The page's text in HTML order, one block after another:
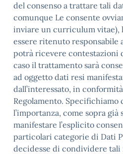
del consenso a trattare tali
comunque Le consente
inviare un curriculum vitae),
essere ritenuto responsabile
potrà ricevere contestazioni
caso il trattamento sarà
ad oggetto dati resi
dall’interessato, in
Regolamento. Specifichiamo
l’importanza, come sopra già
manifestare l’esplicito
particolari categorie di Dati
decidesse di condividere